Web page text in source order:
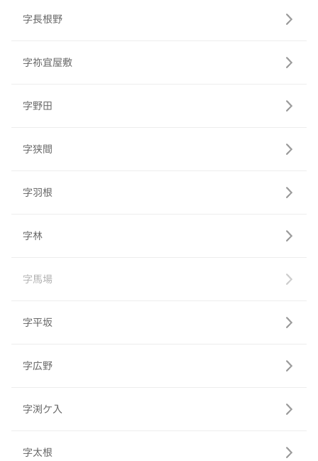
字長根野
字祢宜屋敷
字野田
字狭間
字羽根
字林
字馬場
字平坂
字広野
字渕ケ入
字太根